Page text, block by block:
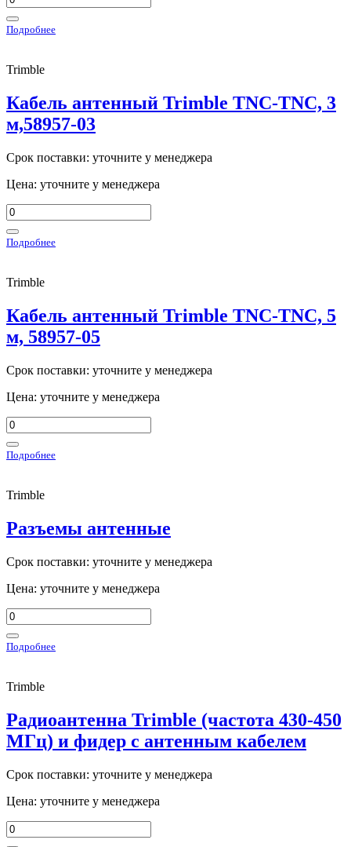
Подробнее
Trimble
Кабель антенный Trimble TNC-TNC, 3
м,58957-03
Срок поставки: уточните у менеджера
Цена: уточните у менеджера
Подробнее
Trimble
Кабель антенный Trimble TNC-TNC, 5
м, 58957-05
Срок поставки: уточните у менеджера
Цена: уточните у менеджера
Подробнее
Trimble
Разъемы антенные
Срок поставки: уточните у менеджера
Цена: уточните у менеджера
Подробнее
Trimble
Радиоантенна Trimble (частота 430-450
МГц) и фидер с антенным кабелем
Срок поставки: уточните у менеджера
Цена: уточните у менеджера